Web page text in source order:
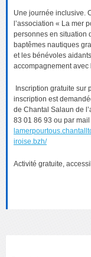
Une journée inclusive.
l’association « La mer
personnes en situation
baptêmes nautiques
et les bénévoles
accompagnement
Inscription gratuite sur
inscription est
de Chantal Salaun de
83 01 86 93 ou par mail
iroise.bzh/
Activité gratuite,